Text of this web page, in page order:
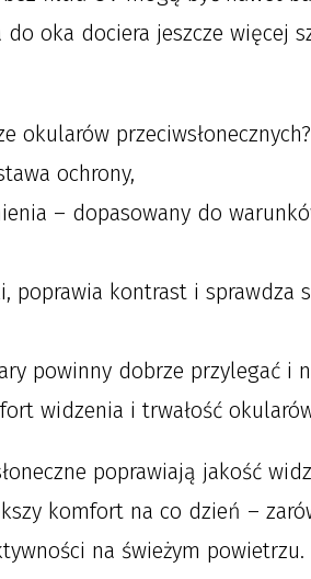
do oka dociera jeszcze więcej
okularów przeciwsłonecznych?
ochrony,
– dopasowany do
poprawia kontrast i sprawdza
powinny dobrze przylegać i
widzenia i trwałość
poprawiają jakość
komfort na co dzień –
na świeżym powietrzu.